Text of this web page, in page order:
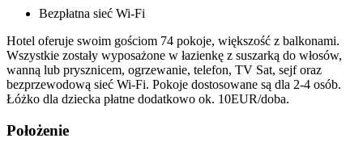
Bezpłatna sieć Wi-Fi
Hotel oferuje swoim gościom 74 pokoje, większość z balkonami.
Wszystkie zostały wyposażone w łazienkę z suszarką do włosów,
wanną lub prysznicem, ogrzewanie, telefon, TV Sat, sejf oraz
bezprzewodową sieć Wi-Fi. Pokoje dostosowane są dla 2-4 osób.
Łóżko dla dziecka płatne dodatkowo ok. 10EUR/doba.
Położenie